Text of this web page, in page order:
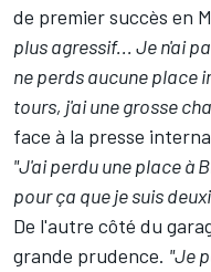
de premier succès en
plus agressif... Je n'ai
ne perds aucune place
tours, j'ai une grosse
face à la presse
"J'ai perdu une place à
pour ça que je suis
De l'autre côté du
grande prudence. "Je